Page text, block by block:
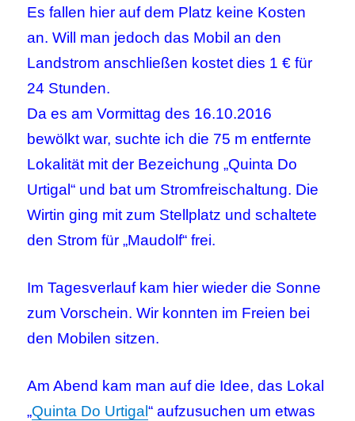
Es fallen hier auf dem Platz keine Kosten
an. Will man jedoch das Mobil an den
Landstrom anschließen kostet dies 1 € für
24 Stunden.
Da es am Vormittag des 16.10.2016
bewölkt war, suchte ich die 75 m entfernte
Lokalität mit der Bezeichung „Quinta Do
Urtigal“ und bat um Stromfreischaltung. Die
Wirtin ging mit zum Stellplatz und schaltete
den Strom für „Maudolf“ frei.
Im Tagesverlauf kam hier wieder die Sonne
zum Vorschein. Wir konnten im Freien bei
den Mobilen sitzen.
Am Abend kam man auf die Idee, das Lokal
„Quinta Do Urtigal“ aufzusuchen um etwas